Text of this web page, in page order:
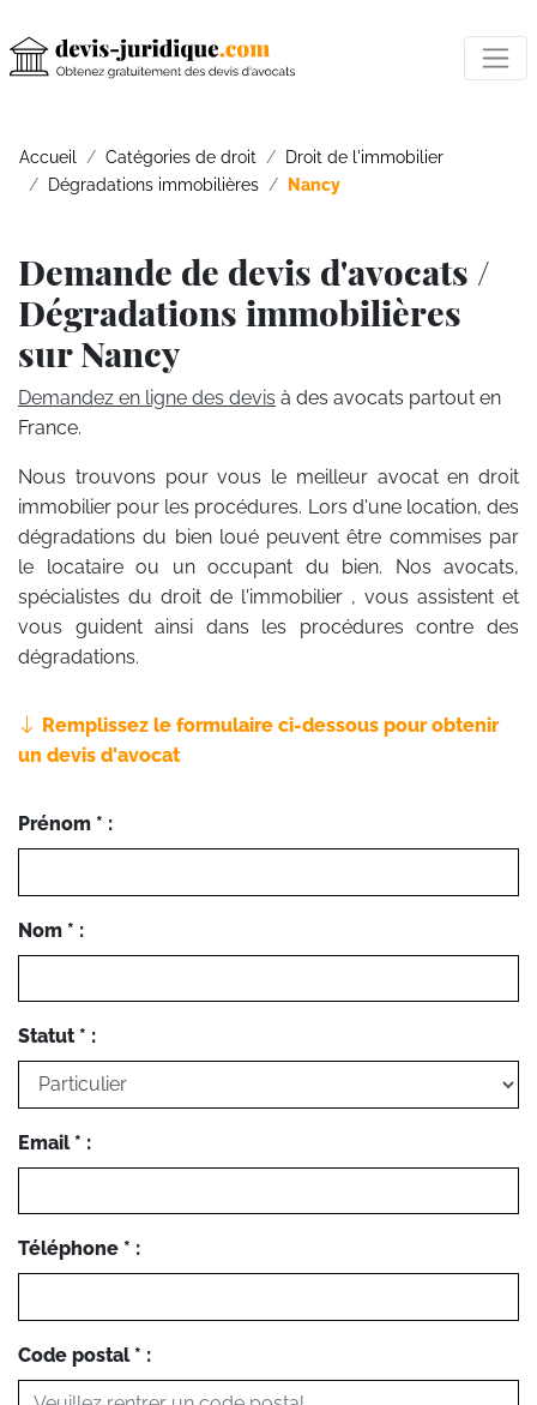
Accueil Catégories de droit
Droit de l'immobilier
Dégradations immobilières
Nancy
Demande de devis d'avocats /
Dégradations immobilières
sur Nancy
Demandez en ligne des devis à des avocats partout en
France.
Nous trouvons pour vous le meilleur avocat en droit
immobilier pour les procédures. Lors d'une location, des
dégradations du bien loué peuvent être commises par
le locataire ou un occupant du bien. Nos avocats,
spécialistes du droit de l'immobilier , vous assistent et
vous guident ainsi dans les procédures contre des
dégradations.
Remplissez le formulaire ci-dessous pour obtenir
un devis d'avocat
Prénom * :
Nom * :
Statut * :
Email * :
Téléphone * :
Code postal * :